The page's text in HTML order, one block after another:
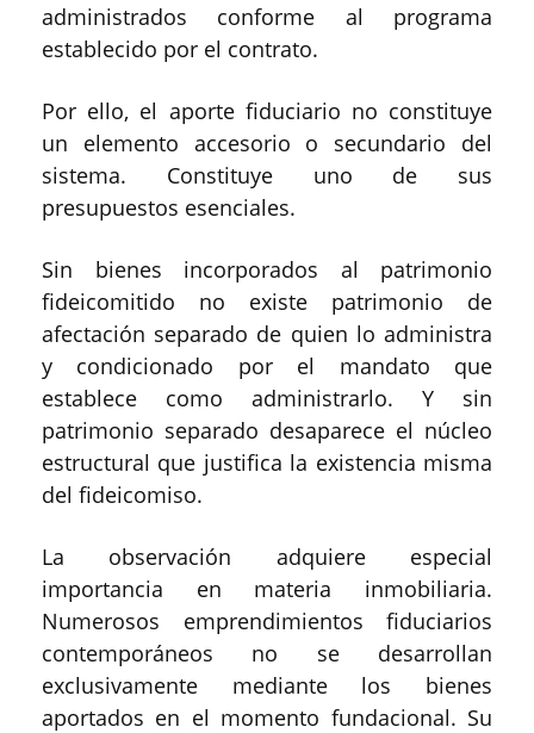
administrados conforme al programa
establecido por el contrato.
Por ello, el aporte fiduciario no constituye
un elemento accesorio o secundario del
sistema. Constituye uno de sus
presupuestos esenciales.
Sin bienes incorporados al patrimonio
fideicomitido no existe patrimonio de
afectación separado de quien lo administra
y condicionado por el mandato que
establece como administrarlo. Y sin
patrimonio separado desaparece el núcleo
estructural que justifica la existencia misma
del fideicomiso.
La observación adquiere especial
importancia en materia inmobiliaria.
Numerosos emprendimientos fiduciarios
contemporáneos no se desarrollan
exclusivamente mediante los bienes
aportados en el momento fundacional. Su